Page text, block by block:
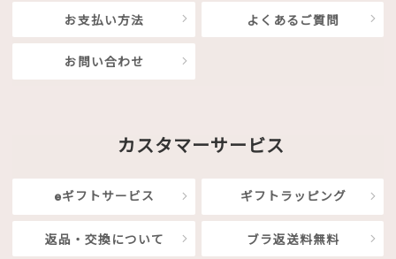
お支払い方法 よくあるご質問
お問い合わせ
カスタマーサービス
eギフトサービス ギフトラッピング
返品・交換について ブラ返送料無料